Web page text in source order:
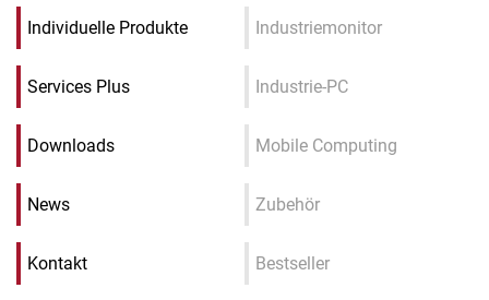
Individuelle Produkte
Services Plus
Downloads
News
Kontakt
Industriemonitor
Industrie-PC
Mobile Computing
Zubehör
Bestseller